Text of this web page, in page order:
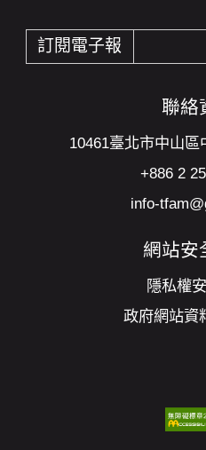
訂閱電子報
聯絡
10461臺北市中山
+886 2
info-
網站安
隱私權
政府網站資